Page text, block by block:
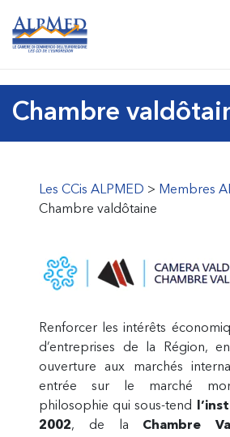
à
la
principale
au
contenu
à
la
latérale
principale
au
pied
page
Chambre
Les CCis ALPMED > Membres
Chambre valdôtaine
Renforcer les intérêts
d’entreprises de la Région,
ouverture aux marchés
entrée sur le marché
philosophie qui sous-tend
2002, de la Chambre